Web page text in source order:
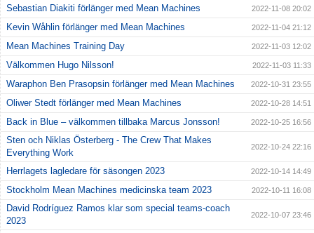
Sebastian Diakiti förlänger med Mean Machines 2022-11-08 20:02
Kevin Wåhlin förlänger med Mean Machines 2022-11-04 21:12
Mean Machines Training Day 2022-11-03 12:02
Välkommen Hugo Nilsson! 2022-11-03 11:33
Waraphon Ben Prasopsin förlänger med Mean Machines 2022-10-31 23:55
Oliwer Stedt förlänger med Mean Machines 2022-10-28 14:51
Back in Blue – välkommen tillbaka Marcus Jonsson! 2022-10-25 16:56
Sten och Niklas Österberg - The Crew That Makes
Everything Work
2022-10-24 22:16
Herrlagets lagledare för säsongen 2023 2022-10-14 14:49
Stockholm Mean Machines medicinska team 2023 2022-10-11 16:08
David Rodríguez Ramos klar som special teams-coach
2023
2022-10-07 23:46